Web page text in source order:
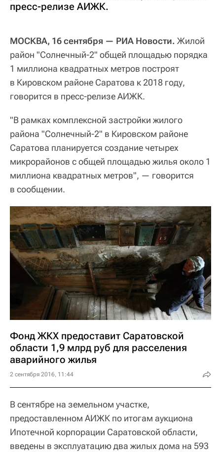
пресс-релизе АИЖК.
МОСКВА, 16 сентября — РИА Новости. Жилой
район "Солнечный-2" общей площадью порядка
1 миллиона квадратных метров построят
в Кировском районе Саратова к 2018 году,
говорится в пресс-релизе АИЖК.
"В рамках комплексной застройки жилого
района "Солнечный-2" в Кировском районе
Саратова планируется создание четырех
микрорайонов с общей площадью жилья около 1
миллиона квадратных метров", — говорится
в сообщении.
Фонд ЖКХ предоставит Саратовской
области 1,9 млрд руб для расселения
аварийного жилья
2 сентября 2016, 11:44
В сентябре на земельном участке,
предоставленном АИЖК по итогам аукциона
Ипотечной корпорации Саратовской области,
введены в эксплуатацию два жилых дома на 593